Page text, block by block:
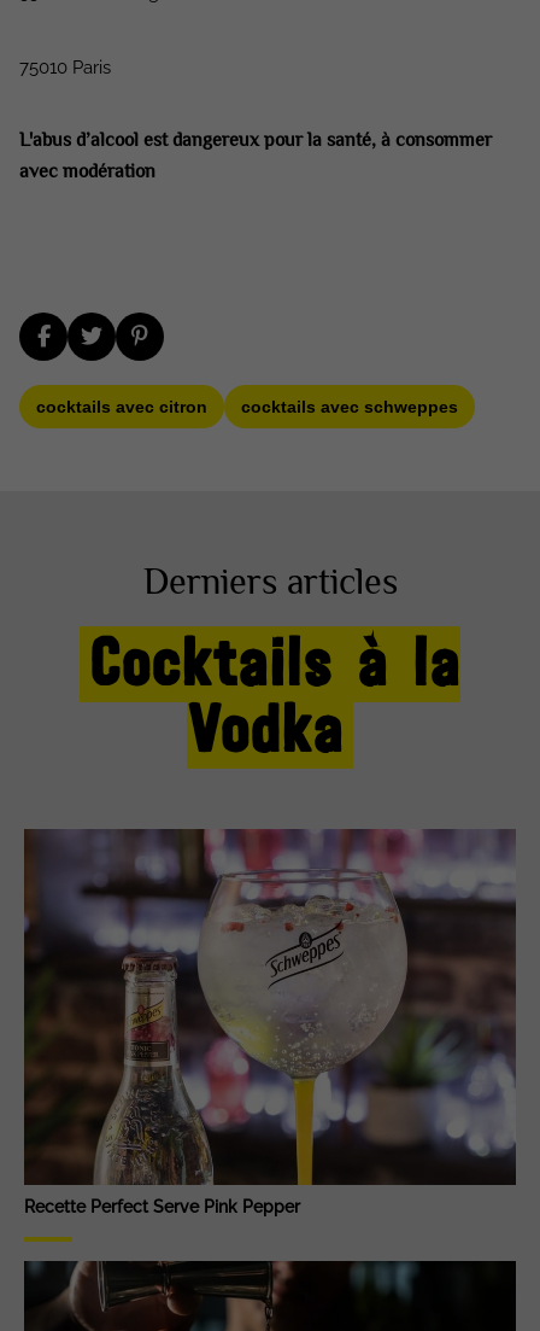
75010 Paris
L'abus d’alcool est dangereux pour la santé, à consommer
avec modération
cocktails avec citron cocktails avec schweppes
Derniers articles
Cocktails à la
Vodka
Recette Perfect Serve Pink Pepper